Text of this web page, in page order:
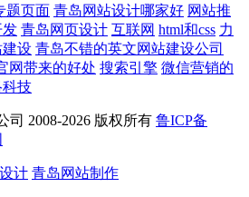
题页面 青岛网站设计哪家好 网站推
发 青岛网页设计 互联网 html和css 力
设 青岛不错的英文网站建设公司
网带来的好处 搜索引擎 微信营销的
技
司 2008-2026 版权所有 鲁ICP备
计 青岛网站制作